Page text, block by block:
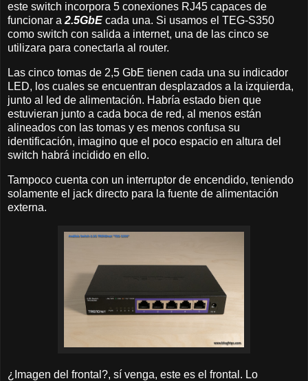
este switch incorpora 5 conexiones RJ45 capaces de
funcionar a 2.5GbE cada una. Si usamos el TEG-S350
como switch con salida a internet, una de las cinco se
utilizara para conectarla al router.
Las cinco tomas de 2,5 GbE tienen cada una su indicador
LED, los cuales se encuentran desplazados a la izquierda,
junto al led de alimentación. Habría estado bien que
estuvieran junto a cada boca de red, al menos están
alineados con las tomas y es menos confusa su
identificación, imagino que el poco espacio en altura del
switch habrá incidido en ello.
Tampoco cuenta con un interruptor de encendido, teniendo
solamente el jack directo para la fuente de alimentación
externa.
¿Imagen del frontal?, sí venga, este es el frontal. Lo